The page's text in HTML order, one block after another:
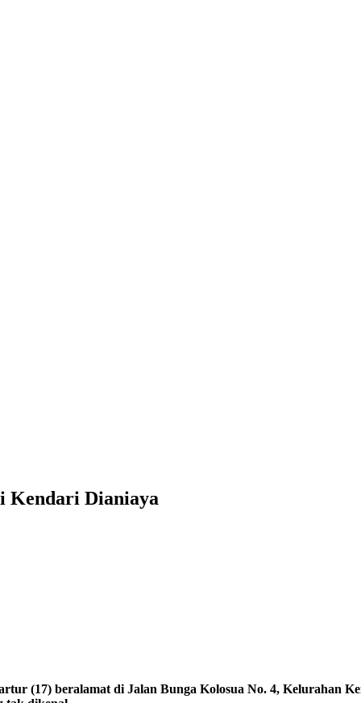
Kendari Dianiaya
(17) beralamat di Jalan Bunga Kolosua No. 4, Kelurahan